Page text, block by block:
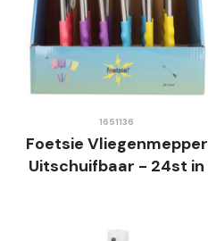
1651136
Foetsie Vliegenmepper
Uitschuifbaar - 24st in